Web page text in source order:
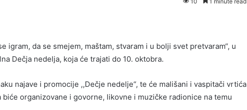
igram, da se smejem, maštam, stvaram i u bolji svet pretvaram“, u
Dečja nedelja, koja će trajati do 10. oktobra.
najave i promocije ,,Dečje nedelje“, te će mališani i vaspitači vrtića
organizovane i govorne, likovne i muzičke radionice na temu